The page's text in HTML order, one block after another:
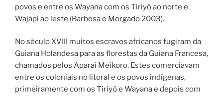
povos e entre os Wayana com os Tiriyó ao norte e
Wajãpi ao leste (Barbosa e Morgado 2003).
No século XVIII muitos escravos africanos fugiram da
Guiana Holandesa para as florestas da Guiana Francesa,
chamados pelos Aparai Meikoro. Estes comerciavam
entre os coloniais no litoral e os povos indígenas,
primeiramente com os Tiriyó e Wayana e depois com